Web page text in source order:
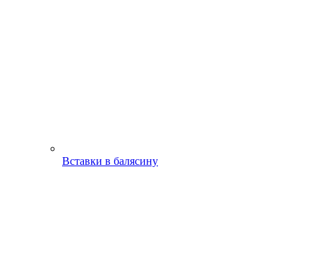
Вставки в балясину